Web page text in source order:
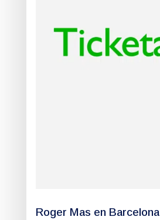
Roger Mas en Barcelona